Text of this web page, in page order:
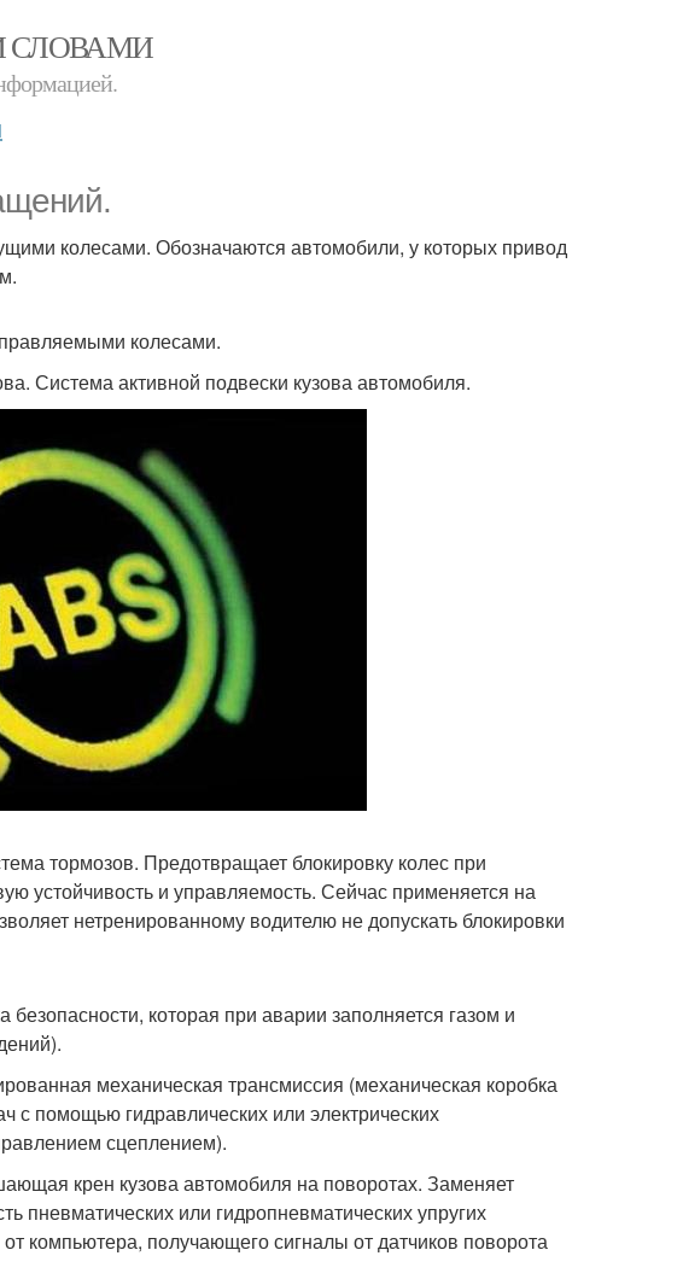
СЛОВАМИ
колесами. Обозначаются автомобили, у которых привод
колесами.
Система активной подвески кузова автомобиля.
тормозов. Предотвращает блокировку колес при
устойчивость и управляемость. Сейчас применяется на
нетренированному водителю не допускать блокировки
которая при аварии заполняется газом и
механическая трансмиссия (механическая коробка
с помощью гидравлических или электрических
сцеплением).
крен кузова автомобиля на поворотах. Заменяет
пневматических или гидропневматических упругих
компьютера, получающего сигналы от датчиков поворота